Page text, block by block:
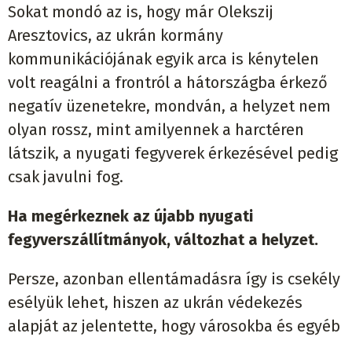
Sokat mondó az is, hogy már Olekszij
Aresztovics, az ukrán kormány
kommunikációjának egyik arca is kénytelen
volt reagálni a frontról a hátországba érkező
negatív üzenetekre, mondván, a helyzet nem
olyan rossz, mint amilyennek a harctéren
látszik, a nyugati fegyverek érkezésével pedig
csak javulni fog.
Ha megérkeznek az újabb nyugati
fegyverszállítmányok, változhat a helyzet.
Persze, azonban ellentámadásra így is csekély
esélyük lehet, hiszen az ukrán védekezés
alapját az jelentette, hogy városokba és egyéb